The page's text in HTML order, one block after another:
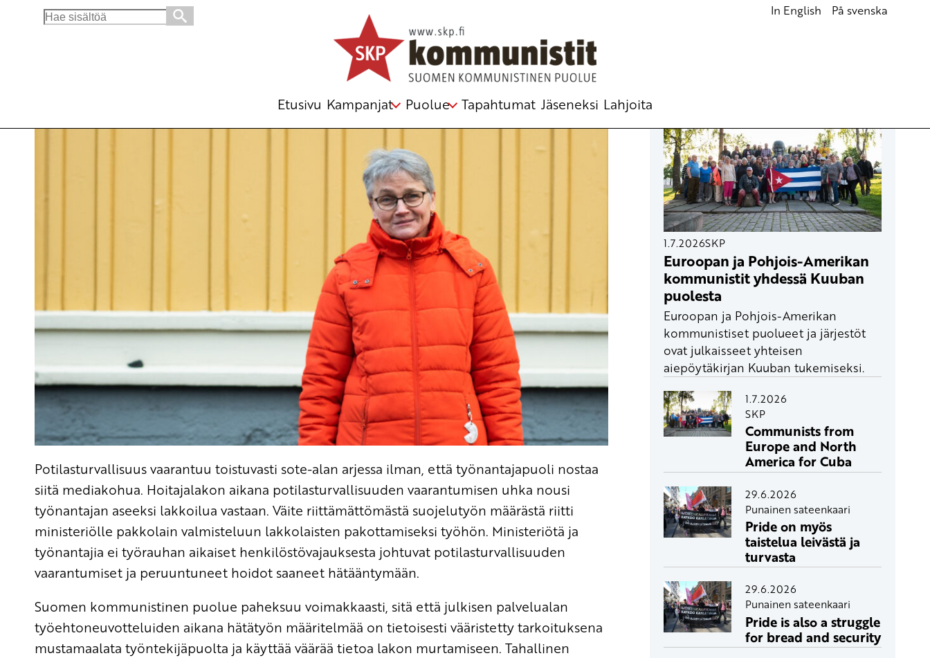
Search
In English På svenska
Etusivu Kampanjat Puolue Tapahtumat Jäseneksi Lahjoita
Julkisen palvelualan palkkaus ja työehdot kuntoon!
hoitajat,kunta-ala,lakko,pakkolaki,Super,Tehy
Potilasturvallisuus vaarantuu toistuvasti sote-alan arjessa ilman, että työnantajapuoli nostaa
siitä mediakohua. Hoitajalakon aikana potilasturvallisuuden vaarantumisen uhka nousi
työnantajan aseeksi lakkoilua vastaan. Väite riittämättömästä suojelutyön määrästä riitti
ministeriölle pakkolain valmisteluun lakkolaisten pakottamiseksi työhön. Ministeriötä ja
työnantajia ei työrauhan aikaiset henkilöstövajauksesta johtuvat potilasturvallisuuden
vaarantumiset ja peruuntuneet hoidot saaneet hätääntymään.
Suomen kommunistinen puolue paheksuu voimakkaasti, sitä että julkisen palvelualan
työehtoneuvotteluiden aikana hätätyön määritelmää on tietoisesti vääristetty tarkoituksena
mustamaalata työntekijäpuolta ja käyttää väärää tietoa lakon murtamiseen. Tahallinen
1.7.2026SKP
Euroopan ja Pohjois-Amerikan
kommunistit yhdessä Kuuban
puolesta
Euroopan ja Pohjois-Amerikan
kommunistiset puolueet ja järjestöt
ovat julkaisseet yhteisen
aiepöytäkirjan Kuuban tukemiseksi.
1.7.2026
SKP
Communists from
Europe and North
America for Cuba
29.6.2026
Punainen sateenkaari
Pride on myös
taistelua leivästä ja
turvasta
29.6.2026
Punainen sateenkaari
Pride is also a struggle
for bread and security